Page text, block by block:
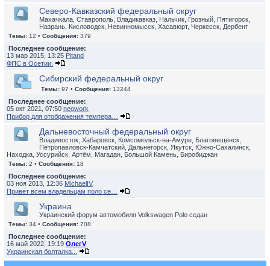
Северо-Кавказский федеральный округ
Махачкала, Ставрополь, Владикавказ, Нальчик, Грозный, Пятигорск,
Назрань, Кисловодск, Невинномысск, Хасавюрт, Черкесск, Дербент
Темы: 12 • Сообщения: 379
Последнее сообщение:
13 мар 2015, 13:25 Pitand
ФПС в Осетии.
Сибирский федеральный округ
Темы: 97 • Сообщения: 13244
Последнее сообщение:
05 окт 2021, 07:50 neowork
Прибор для отображения темпера…
Дальневосточный федеральный округ
Владивосток, Хабаровск, Комсомольск-на-Амуре, Благовещенск,
Петропавловск-Камчатский, Дальнегорск, Якутск, Южно-Сахалинск,
Находка, Уссурийск, Артём, Магадан, Большой Камень, Биробиджан
Темы: 2 • Сообщения: 18
Последнее сообщение:
03 ноя 2013, 12:36 MichaelIV
Привет всем владельцам поло се…
Украина
Украинский форум автомобиля Volkswagen Polo седан
Темы: 34 • Сообщения: 708
Последнее сообщение:
16 май 2022, 19:19 ОлегV
Украинская болталка...